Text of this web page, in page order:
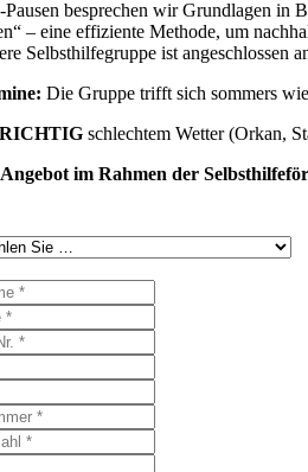
Pausen besprechen wir Grundlagen in
– eine effiziente Methode, um
Selbsthilfegruppe ist angeschlossen
Die Gruppe trifft sich sommers
RICHTIG schlechtem Wetter (Orkan,
im Rahmen der